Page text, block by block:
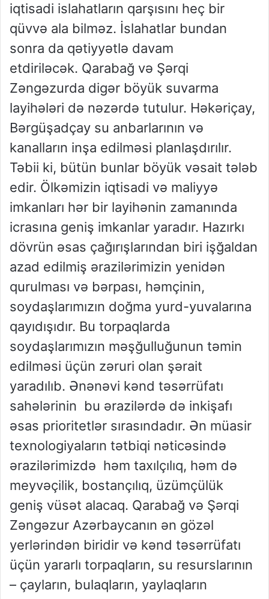
iqtisadi islahatların qarşısını heç bir
qüvvə ala bilməz. İslahatlar bundan
sonra da qətiyyətlə davam
etdiriləcək. Qarabağ və Şərqi
Zəngəzurda digər böyük suvarma
layihələri də nəzərdə tutulur. Həkəriçay,
Bərgüşadçay su anbarlarının və
kanalların inşa edilməsi planlaşdırılır.
Təbii ki, bütün bunlar böyük vəsait tələb
edir. Ölkəmizin iqtisadi və maliyyə
imkanları hər bir layihənin zamanında
icrasına geniş imkanlar yaradır. Hazırkı
dövrün əsas çağırışlarından biri işğaldan
azad edilmiş ərazilərimizin yenidən
qurulması və bərpası, həmçinin,
soydaşlarımızın doğma yurd-yuvalarına
qayıdışıdır. Bu torpaqlarda
soydaşlarımızın məşğulluğunun təmin
edilməsi üçün zəruri olan şərait
yaradılıb. Ənənəvi kənd təsərrüfatı
sahələrinin bu ərazilərdə də inkişafı
əsas prioritetlər sırasındadır. Ən müasir
texnologiyaların tətbiqi nəticəsində
ərazilərimizdə həm taxılçılıq, həm də
meyvəçilik, bostançılıq, üzümçülük
geniş vüsət alacaq. Qarabağ və Şərqi
Zəngəzur Azərbaycanın ən gözəl
yerlərindən biridir və kənd təsərrüfatı
üçün yararlı torpaqların, su resurslarının
– çayların, bulaqların, yaylaqların